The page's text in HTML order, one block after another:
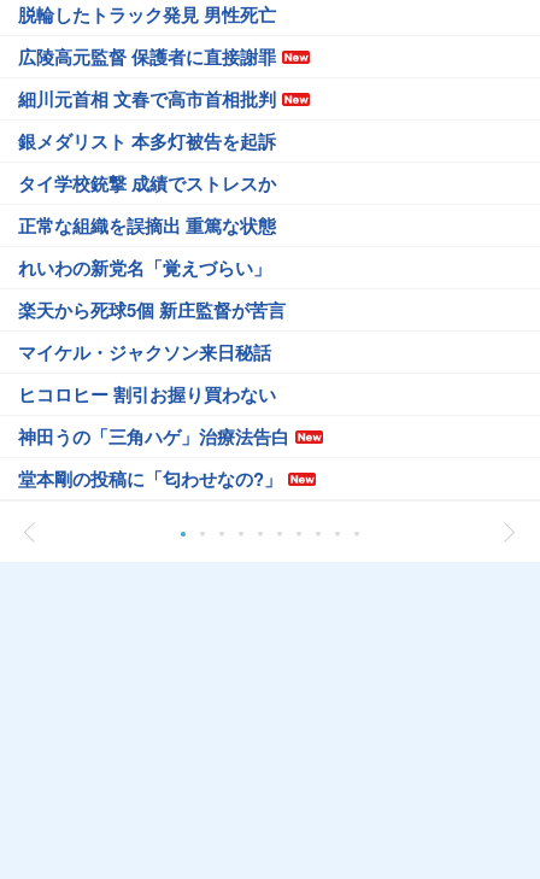
脱輪したトラック発見 男性死亡
広陵高元監督 保護者に直接謝罪
細川元首相 文春で高市首相批判
銀メダリスト 本多灯被告を起訴
タイ学校銃撃 成績でストレスか
正常な組織を誤摘出 重篤な状態
れいわの新党名「覚えづらい」
楽天から死球5個 新庄監督が苦言
マイケル・ジャクソン来日秘話
ヒコロヒー 割引お握り買わない
神田うの「三角ハゲ」治療法告白
堂本剛の投稿に「匂わせなの?」